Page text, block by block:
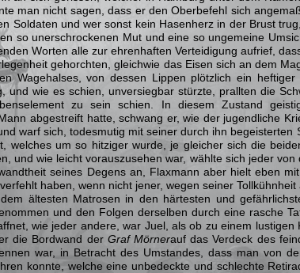
man nicht sagen, dass er den Oberbefehl sich
Soldaten und wer sonst kein Hasenherz in der Brust
so unerschrockenen Mut und eine so ungemeine
Worten alle zur ehrenhaften Verteidigung aufrief,
gehorchten, gleichwie das Eisen sich an dem
Wagehalses, von dessen Lippen plötzlich ein
und wie es schien, unversiegbar stürzte, prallten die
zu sein schien. In diesem Zustand
abgestreift hatte, schwang er, wie der jugendliche
warf sich, todesmutig mit seiner durch ihn begeisterten
welches um so hitziger wurde, je gleicher sich die
und wie leicht vorauszusehen war, wählte sich jeder
seines Degens an, Flaxmann aber hielt eben
haben, wenn nicht jener, wegen seiner
ältesten Matrosen in den härtesten und
und den Folgen derselben durch eine rasche
wie jeder andere, war Juel, als ob zu einem
die Bordwand der Graf Mörnerauf das Verdeck des
war, in Betracht des Umstandes, dass man von
konnte, welche eine unbedeckte und schlechte